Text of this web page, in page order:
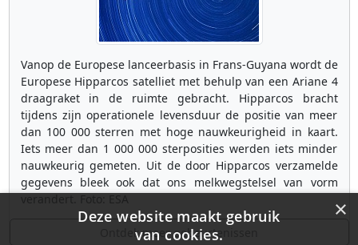
Vanop de Europese lanceerbasis in Frans-Guyana wordt de
Europese Hipparcos satelliet met behulp van een Ariane 4
draagraket in de ruimte gebracht. Hipparcos bracht
tijdens zijn operationele levensduur de positie van meer
dan 100 000 sterren met hoge nauwkeurigheid in kaart.
Iets meer dan 1 000 000 sterposities werden iets minder
nauwkeurig gemeten. Uit de door Hipparcos verzamelde
gegevens bleek ook dat ons melkwegstelsel van vorm
Ontdek meer gebeurtenissen
×
Deze website maakt gebruik
van cookies.